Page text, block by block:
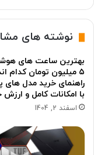
نوشته های
بهترین ساعت های
۵ میلیون تومان کدام
راهنمای خرید مدل های
با امکانات کامل و ارزش
اسفند 2, 1404